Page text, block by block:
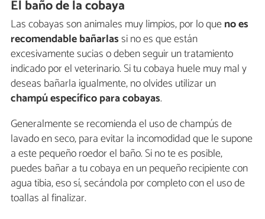
El baño de la cobaya
Las cobayas son animales muy limpios, por lo queno es
recomendable bañarlassi no es que están
excesivamente sucias o deben seguir un tratamiento
indicado por el veterinario. Si tu cobaya huele muy mal y
deseas bañarla igualmente, no olvides utilizar un
champú específico para cobayas.
Generalmente se recomienda el uso de champús de
lavado en seco, para evitar la incomodidad que le supone
a este pequeño roedor el baño. Si no te es posible,
puedes bañar a tu cobaya en un pequeño recipiente con
agua tibia, eso sí, secándola por completo con el uso de
toallas al finalizar.